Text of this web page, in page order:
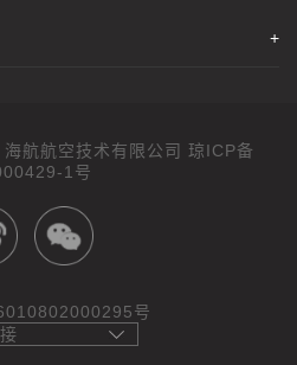
+
航航空技术有限公司
1号
号